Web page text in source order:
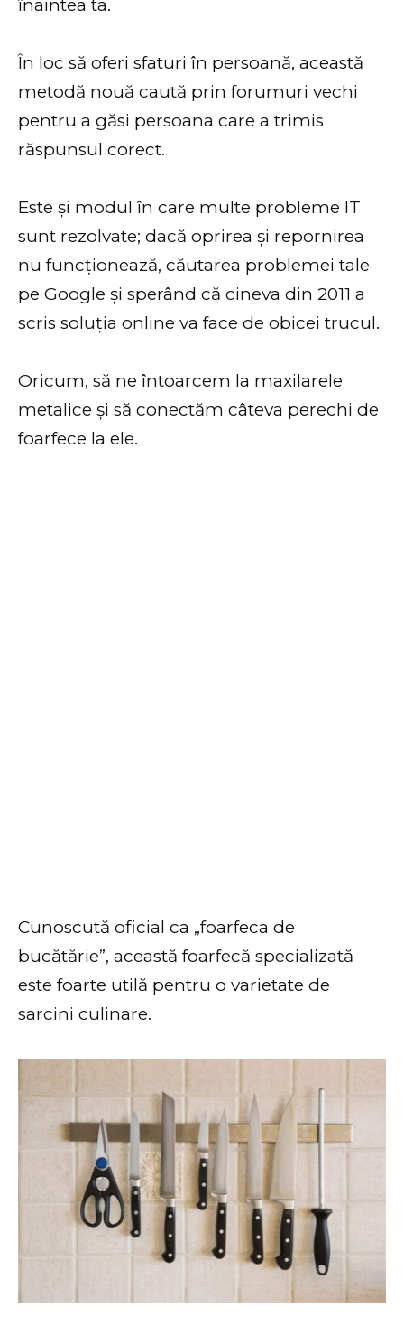
înaintea ta.
În loc să oferi sfaturi în persoană, această
metodă nouă caută prin forumuri vechi
pentru a găsi persoana care a trimis
răspunsul corect.
Este și modul în care multe probleme IT
sunt rezolvate; dacă oprirea și repornirea
nu funcționează, căutarea problemei tale
pe Google și sperând că cineva din 2011 a
scris soluția online va face de obicei trucul.
Oricum, să ne întoarcem la maxilarele
metalice și să conectăm câteva perechi de
foarfece la ele.
Cunoscută oficial ca „foarfeca de
bucătărie”, această foarfecă specializată
este foarte utilă pentru o varietate de
sarcini culinare.